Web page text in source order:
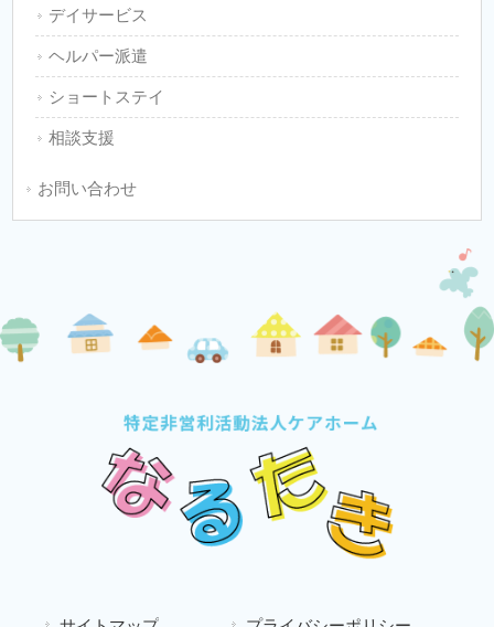
デイサービス
ヘルパー派遣
ショートステイ
相談支援
お問い合わせ